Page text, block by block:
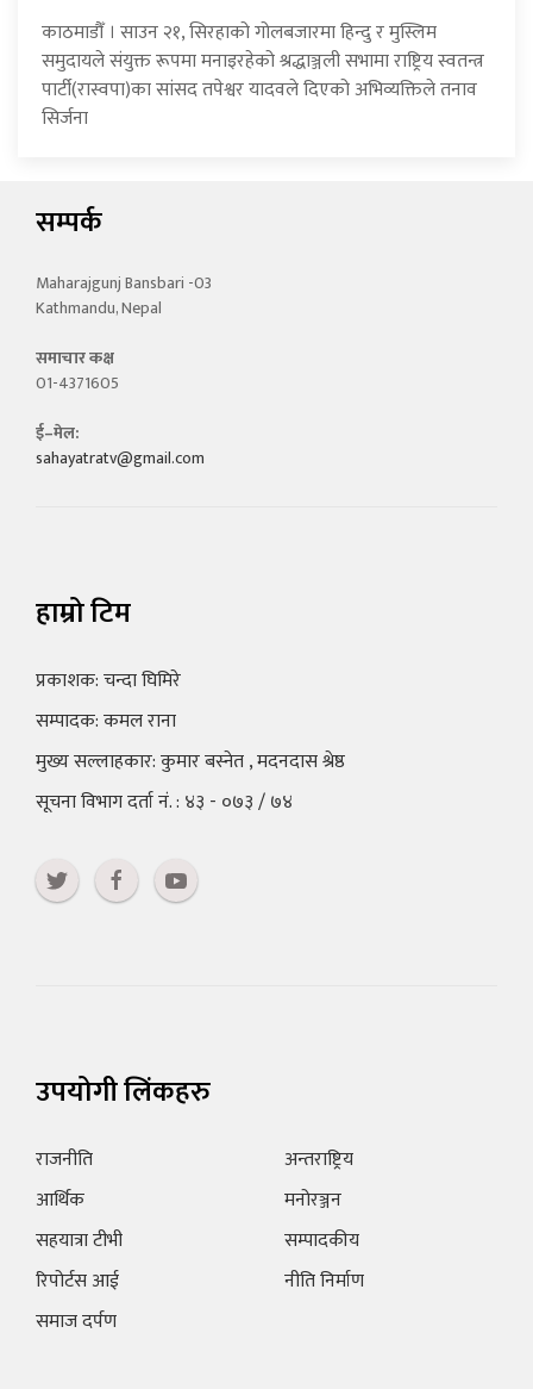
काठमाडौँ । साउन २१, सिरहाको गोलबजारमा हिन्दु र मुस्लिम
समुदायले संयुक्त रूपमा मनाइरहेको श्रद्धाञ्जली सभामा राष्ट्रिय स्वतन्त्र
पार्टी(रास्वपा)का सांसद तपेश्वर यादवले दिएको अभिव्यक्तिले तनाव
सिर्जना
सम्पर्क
Maharajgunj Bansbari -03
Kathmandu, Nepal
समाचार कक्ष
01-4371605
ई–मेल:
sahayatratv@gmail.com
हाम्रो टिम
प्रकाशक: चन्दा घिमिरे
सम्पादक: कमल राना
मुख्य सल्लाहकार: कुमार बस्नेत , मदनदास श्रेष्ठ
सूचना विभाग दर्ता नं. : ४३ - ०७३ / ७४
उपयोगी लिंकहरु
राजनीति
आर्थिक
सहयात्रा टीभी
रिपोर्टस आई
समाज दर्पण
अन्तराष्ट्रिय
मनोरञ्जन
सम्पादकीय
नीति निर्माण